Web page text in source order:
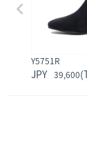
Y5751R
39,600